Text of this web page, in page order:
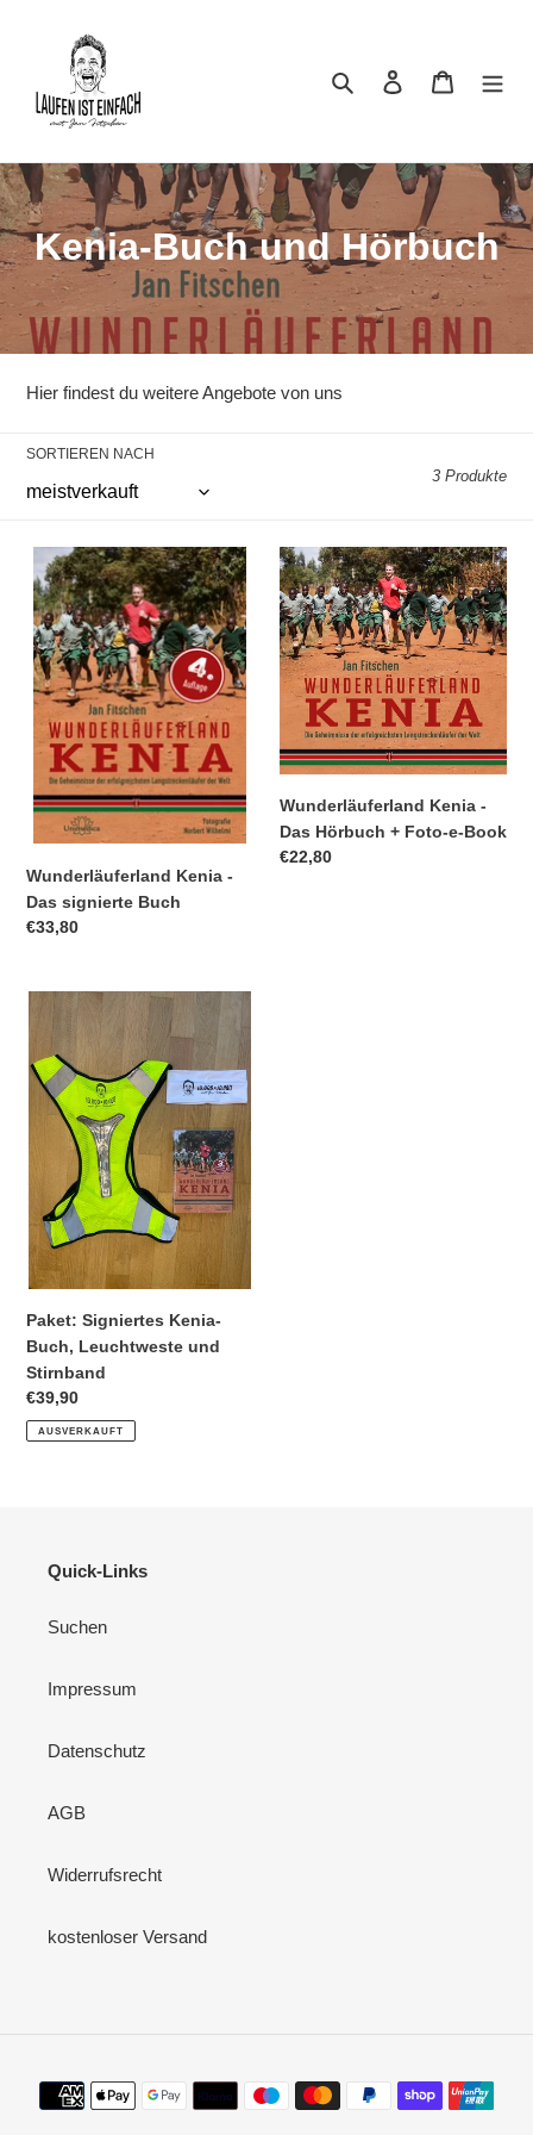
Suchen Einloggen
K
a
t
e
o
i
e
:
Kenia-Buch und Hörbuch
Hier findest du weitere Angebote von uns
SORTIEREN NACH
3 Produkte
Wunderläuferland
Kenia
Das
signierte
Buch
Wunderläuferland Kenia -
Das signierte Buch
Normaler
€33,80
Wunderläuferland
Kenia
-
Das
Hörbuch
+
Foto-
Book
Wunderläuferland Kenia -
Das Hörbuch + Foto-e-Book
Normaler
€22,80
Paket:
Signiertes
Kenia-
Buch,
Leuchtweste
Stirnband
Paket: Signiertes Kenia-
Buch, Leuchtweste und
Stirnband
Normaler
Preis
€39,90
AUSVERKAUFT
Quick-Links
Suchen
Impressum
Datenschutz
AGB
Widerrufsrecht
kostenloser Versand
Zahlungsmethoden